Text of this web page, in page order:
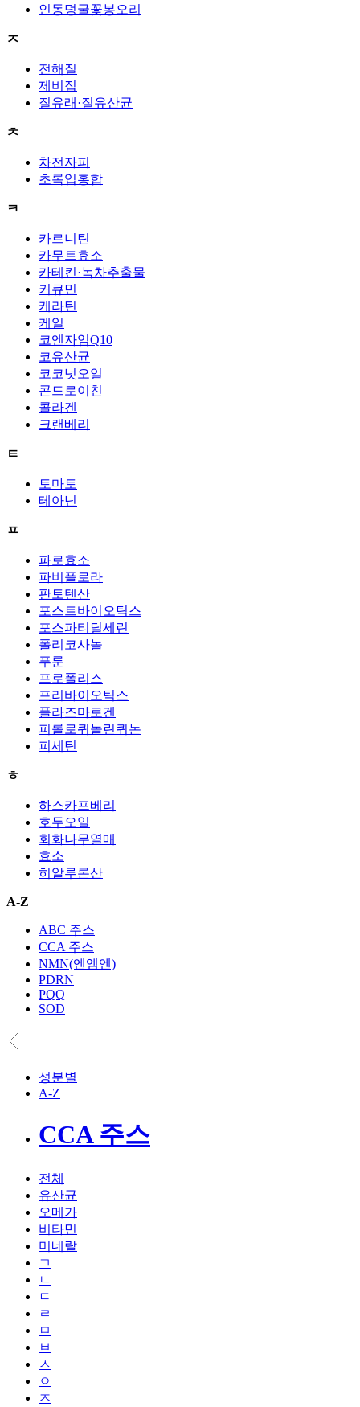
인동덩굴꽃봉오리
ㅈ
전해질
제비집
질유래·질유산균
ㅊ
차전자피
초록입홍합
ㅋ
카르니틴
카무트효소
카테킨·녹차추출물
커큐민
케라틴
케일
코엔자임Q10
코유산균
코코넛오일
콘드로이친
콜라겐
크랜베리
ㅌ
토마토
테아닌
ㅍ
파로효소
파비플로라
판토텐산
포스트바이오틱스
포스파티딜세린
폴리코사놀
푸룬
프로폴리스
프리바이오틱스
플라즈마로겐
피롤로퀴놀린퀴논
피세틴
ㅎ
하스카프베리
호두오일
회화나무열매
효소
히알루론산
A-Z
ABC 주스
CCA 주스
NMN(엔엠엔)
PDRN
PQQ
SOD
성분별
A-Z
CCA 주스
전체
유산균
오메가
비타민
미네랄
ㄱ
ㄴ
ㄷ
ㄹ
ㅁ
ㅂ
ㅅ
ㅇ
ㅈ